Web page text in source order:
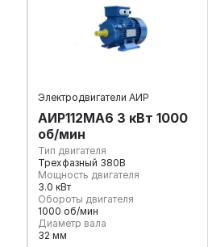
Электродвигатели АИР
АИР112МА6 3 кВт 1000
об/мин
Тип двигателя
Трехфазный 380В
Мощность двигателя
3.0 кВт
Обороты двигателя
1000 об/мин
Диаметр вала
32 мм